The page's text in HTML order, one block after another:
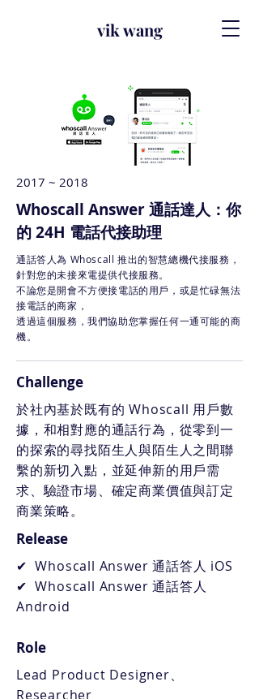
vik wang
2017 ~ 2018
Whoscall Answer 通話達人：你
的 24H 電話代接助理
通話答人為 Whoscall 推出的智慧總機代接服務，
針對您的未接來電提供代接服務。
不論您是開會不方便接電話的用戶，或是忙碌無法
接電話的商家，
透過這個服務，我們協助您掌握任何一通可能的商
機。
Challenge
​於社內基於既有的 Whoscall 用戶數
據，和相對應的通話行為，從零到一
的探索的尋找陌生人與陌生人之間聯
繫的新切入點，並延伸新的用戶需
求、驗證市場、確定商業價值與訂定
商業策略。
Release
✔ Whoscall Answer 通話答人 iOS
✔ Whoscall Answer 通話答人
Android
Role
Lead Product Designer、
Researcher